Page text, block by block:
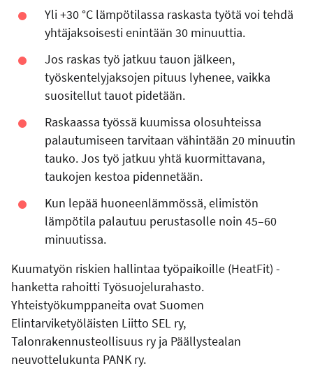
Yli +30 °C lämpötilassa raskasta työtä voi tehdä
yhtäjaksoisesti enintään 30 minuuttia.
Jos raskas työ jatkuu tauon jälkeen,
työskentelyjaksojen pituus lyhenee, vaikka
suositellut tauot pidetään.
Raskaassa työssä kuumissa olosuhteissa
palautumiseen tarvitaan vähintään 20 minuutin
tauko. Jos työ jatkuu yhtä kuormittavana,
taukojen kestoa pidennetään.
Kun lepää huoneenlämmössä, elimistön
lämpötila palautuu perustasolle noin 45–60
minuutissa.
Kuumatyön riskien hallintaa työpaikoille (HeatFit) -
hanketta rahoitti Työsuojelurahasto.
Yhteistyökumppaneita ovat Suomen
Elintarviketyöläisten Liitto SEL ry,
Talonrakennusteollisuus ry ja Päällystealan
neuvottelukunta PANK ry.